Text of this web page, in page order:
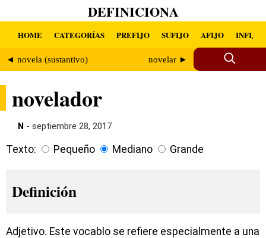
DEFINICIONA
HOME CATEGORÍAS PREFIJO SUFIJO AFIJO INFIJO
◄ novela (sustantivo) novelar ►
novelador
N - septiembre 28, 2017
Texto: Pequeño Mediano Grande
Definición
Adjetivo. Este vocablo se refiere especialmente a una